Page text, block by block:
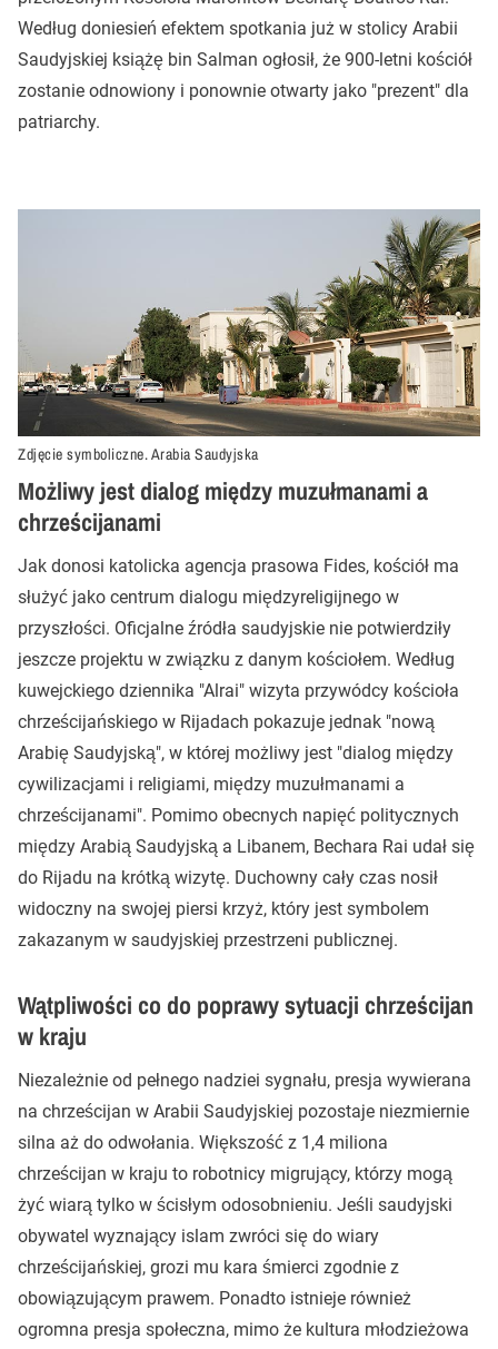
Według doniesień efektem spotkania już w stolicy Arabii
Saudyjskiej książę bin Salman ogłosił, że 900-letni kościół
zostanie odnowiony i ponownie otwarty jako "prezent" dla
patriarchy.
Zdjęcie symboliczne. Arabia Saudyjska
Możliwy jest dialog między muzułmanami a
chrześcijanami
Jak donosi katolicka agencja prasowa Fides, kościół ma
służyć jako centrum dialogu międzyreligijnego w
przyszłości. Oficjalne źródła saudyjskie nie potwierdziły
jeszcze projektu w związku z danym kościołem. Według
kuwejckiego dziennika "Alrai" wizyta przywódcy kościoła
chrześcijańskiego w Rijadach pokazuje jednak "nową
Arabię Saudyjską", w której możliwy jest "dialog między
cywilizacjami i religiami, między muzułmanami a
chrześcijanami". Pomimo obecnych napięć politycznych
między Arabią Saudyjską a Libanem, Bechara Rai udał się
do Rijadu na krótką wizytę. Duchowny cały czas nosił
widoczny na swojej piersi krzyż, który jest symbolem
zakazanym w saudyjskiej przestrzeni publicznej.
Wątpliwości co do poprawy sytuacji chrześcijan
w kraju
Niezależnie od pełnego nadziei sygnału, presja wywierana
na chrześcijan w Arabii Saudyjskiej pozostaje niezmiernie
silna aż do odwołania. Większość z 1,4 miliona
chrześcijan w kraju to robotnicy migrujący, którzy mogą
żyć wiarą tylko w ścisłym odosobnieniu. Jeśli saudyjski
obywatel wyznający islam zwróci się do wiary
chrześcijańskiej, grozi mu kara śmierci zgodnie z
obowiązującym prawem. Ponadto istnieje również
ogromna presja społeczna, mimo że kultura młodzieżowa